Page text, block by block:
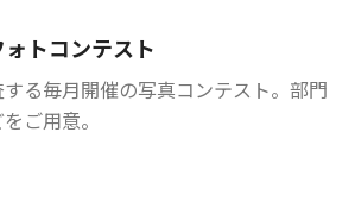
トコンテスト
る毎月開催の写真コンテスト。部門
ご用意。